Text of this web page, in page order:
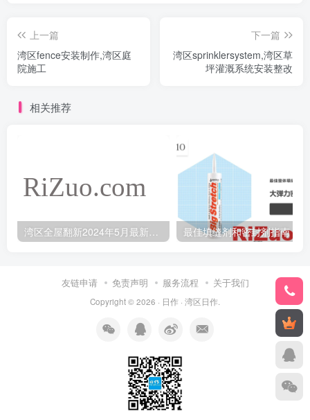
上一篇
湾区fence安装制作,湾区庭
院施工
下一篇
湾区sprinklersystem,湾区草
坪灌溉系统安装整改
相关推荐
友链申请 免责声明 服务流程 关于我们
Copyright © 2026 · 日作 · 湾区日作